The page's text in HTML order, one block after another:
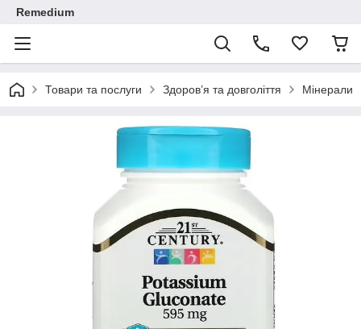
Remedium
Товари та послуги Здоров’я та довголіття Мінерали